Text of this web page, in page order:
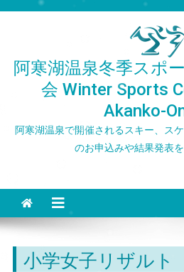
阿寒湖温泉冬季スポ
会 Winter Sports
Akanko-
阿寒湖温泉で開催されるスキー、ス
のお申込みや結果発表を
小学女子リザルト